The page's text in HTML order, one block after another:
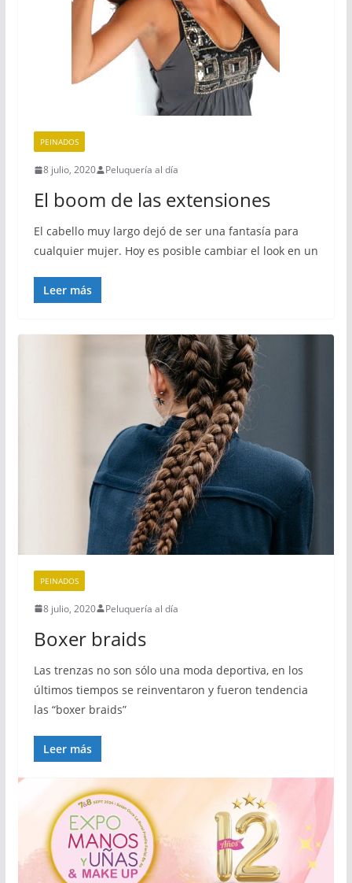
PEINADOS
8 julio, 2020 Peluquería al día
El boom de las extensiones
El cabello muy largo dejó de ser una fantasía para
cualquier mujer. Hoy es posible cambiar el look en un
Leer más
PEINADOS
8 julio, 2020 Peluquería al día
Boxer braids
Las trenzas no son sólo una moda deportiva, en los
últimos tiempos se reinventaron y fueron tendencia
las “boxer braids”
Leer más